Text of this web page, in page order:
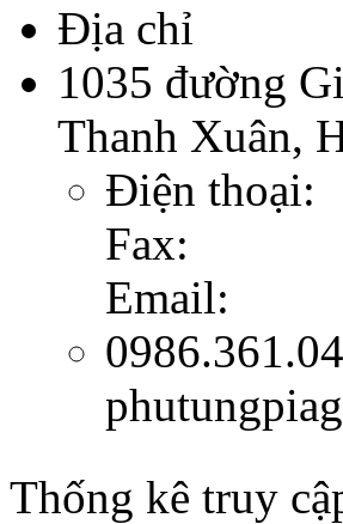
Địa chỉ
1035 đường
Thanh Xuân,
Điện thoại:
Fax:
Email:
Thống kê truy